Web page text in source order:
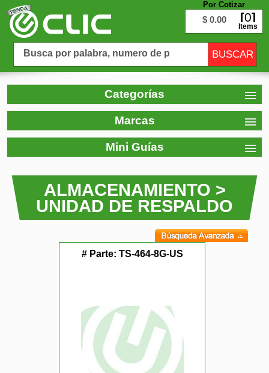
Por Cotizar
$ 0.00 0
Items
Categorías
Marcas
Mini Guías
ALMACENAMIENTO >
UNIDAD DE RESPALDO
# Parte: TS-464-8G-US